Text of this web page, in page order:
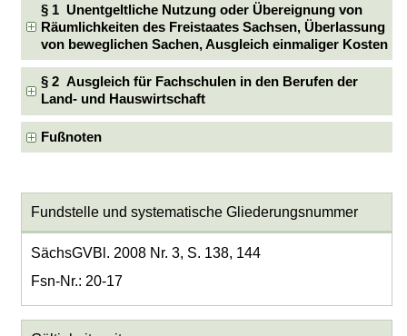
§ 1 Unentgeltliche Nutzung oder Übereignung von
Räumlichkeiten des Freistaates Sachsen, Überlassung
von beweglichen Sachen, Ausgleich einmaliger Kosten
§ 2 Ausgleich für Fachschulen in den Berufen der
Land- und Hauswirtschaft
Fußnoten
Fundstelle und systematische Gliederungsnummer
SächsGVBl. 2008 Nr. 3, S. 138, 144
Fsn-Nr.: 20-17